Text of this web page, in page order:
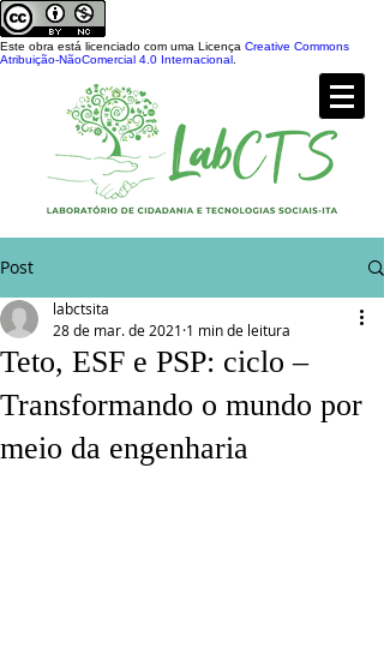
Este obra está licenciado com uma Licença Creative Commons
Atribuição-NãoComercial 4.0 Internacional
Post
Teto, ESF e PSP: ciclo –
Transformando o mundo por
meio da engenharia
labctsita
28 de mar. de 2021 1 min de leitura